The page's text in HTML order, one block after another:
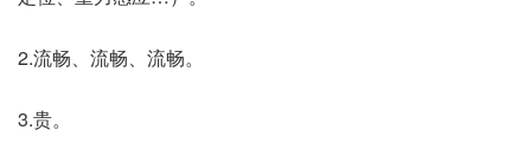
2.流畅、流畅、流畅。
3.贵。